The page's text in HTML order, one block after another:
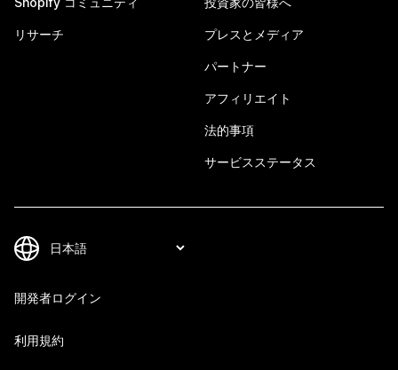
リサーチ プレスとメディア
パートナー
アフィリエイト
法的事項
サービスステータス
開発者ログイン
利用規約